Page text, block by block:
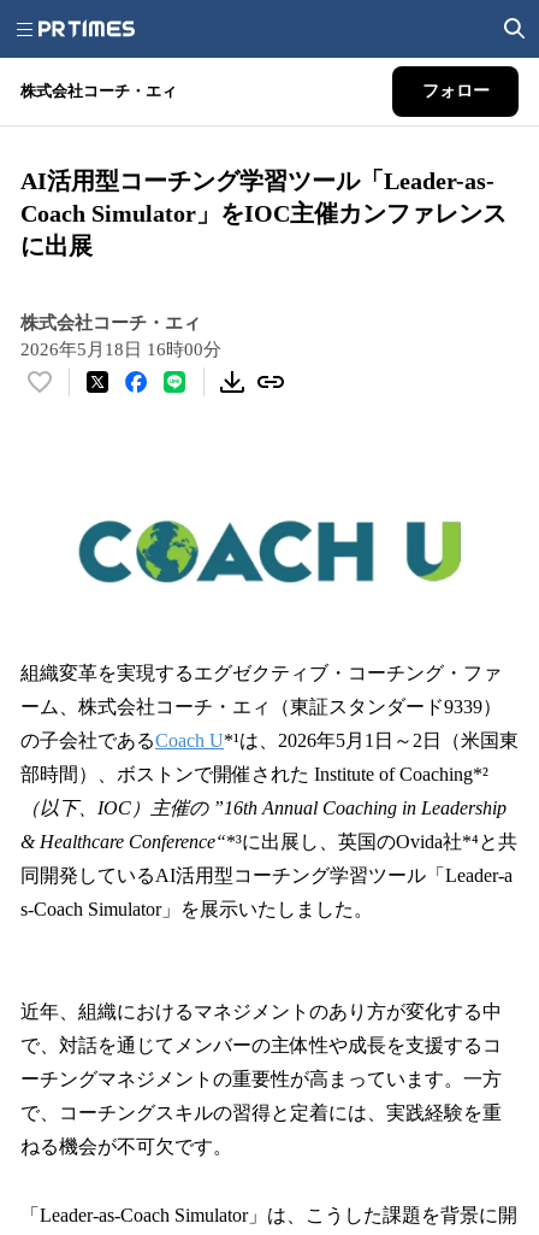
株式会社コーチ・エィ フォロー
AI活用型コーチング学習ツール「Leader-as-
Coach Simulator」をIOC主催カンファレンス
に出展
株式会社コーチ・エィ
2026年5月18日 16時00分
い
で
す
組織変革を実現するエグゼクティブ・コーチング・ファ
ーム、株式会社コーチ・エィ（東証スタンダード9339）
の子会社であるCoach U*¹は、2026年5月1日～2日（米国東
部時間）、ボストンで開催された Institute of Coaching*²
（以下、IOC）主催の ”16th Annual Coaching in Leadership
& Healthcare Conference“*³に出展し、英国のOvida社*⁴と共
同開発しているAI活用型コーチング学習ツール「Leader-a
s-Coach Simulator」を展示いたしました。
近年、組織におけるマネジメントのあり方が変化する中
で、対話を通じてメンバーの主体性や成長を支援するコ
ーチングマネジメントの重要性が高まっています。一方
で、コーチングスキルの習得と定着には、実践経験を重
ねる機会が不可欠です。
「Leader-as-Coach Simulator」は、こうした課題を背景に開